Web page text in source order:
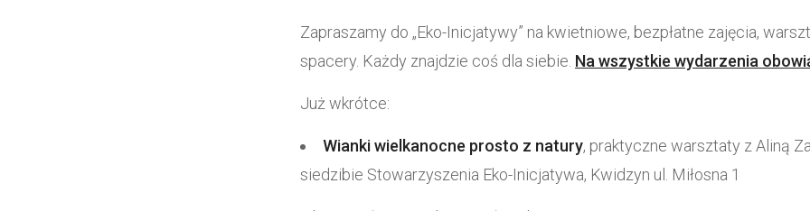
Zapraszamy do „Eko-Inicjatywy” na kwietniowe, bezpłatne zajęcia,
spacery. Każdy znajdzie coś dla siebie. Na wszystkie wydarzenia
Już wkrótce:
Wianki wielkanocne prosto z natury, praktyczne warsztaty z Aliną
siedzibie Stowarzyszenia Eko-Inicjatywa, Kwidzyn ul. Miłosna 1